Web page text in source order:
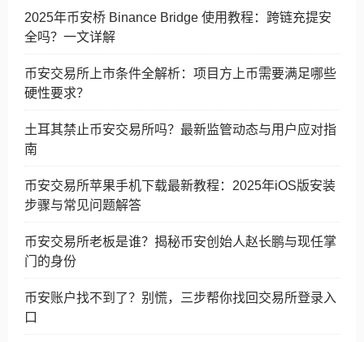
2025年币安桥 Binance Bridge 使用教程：跨链充提安
全吗？一文详解
币安交易所上市条件全解析：项目方上币需要满足哪些
硬性要求？
土耳其禁止币安交易所吗？最新监管动态与用户应对指
南
币安交易所苹果手机下载最新教程：2025年iOS版安装
步骤与常见问题解答
币安交易所老板是谁？揭秘币安创始人赵长鹏与现任掌
门的身份
币安账户找不到了？别慌，三步帮你找回交易所登录入
口